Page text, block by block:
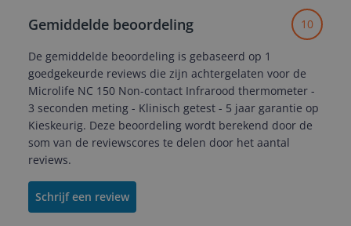
Gemiddelde beoordeling 10
De gemiddelde beoordeling is gebaseerd op 1
goedgekeurde reviews die zijn achtergelaten voor de
Microlife NC 150 Non-contact Infrarood thermometer -
3 seconden meting - Klinisch getest - 5 jaar garantie op
Kieskeurig. Deze beoordeling wordt berekend door de
som van de reviewscores te delen door het aantal
reviews.
Schrijf een review